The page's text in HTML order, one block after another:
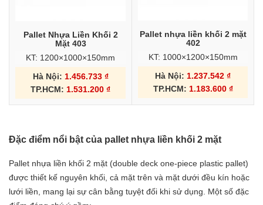
Pallet Nhựa Liền Khối 2
Mặt 403
KT: 1200×1000×150mm
Hà Nội: 1.456.733 ₫
TP.HCM: 1.531.200 ₫
Pallet nhựa liền khối 2 mặt
402
KT: 1000×1200×150mm
Hà Nội: 1.237.542 ₫
TP.HCM: 1.183.600 ₫
Đặc điểm nổi bật của pallet nhựa liền khối 2 mặt
Pallet nhựa liền khối 2 mặt (double deck one-piece plastic pallet)
được thiết kế nguyên khối, cả mặt trên và mặt dưới đều kín hoặc
lưới liền, mang lại sự cân bằng tuyệt đối khi sử dụng. Một số đặc